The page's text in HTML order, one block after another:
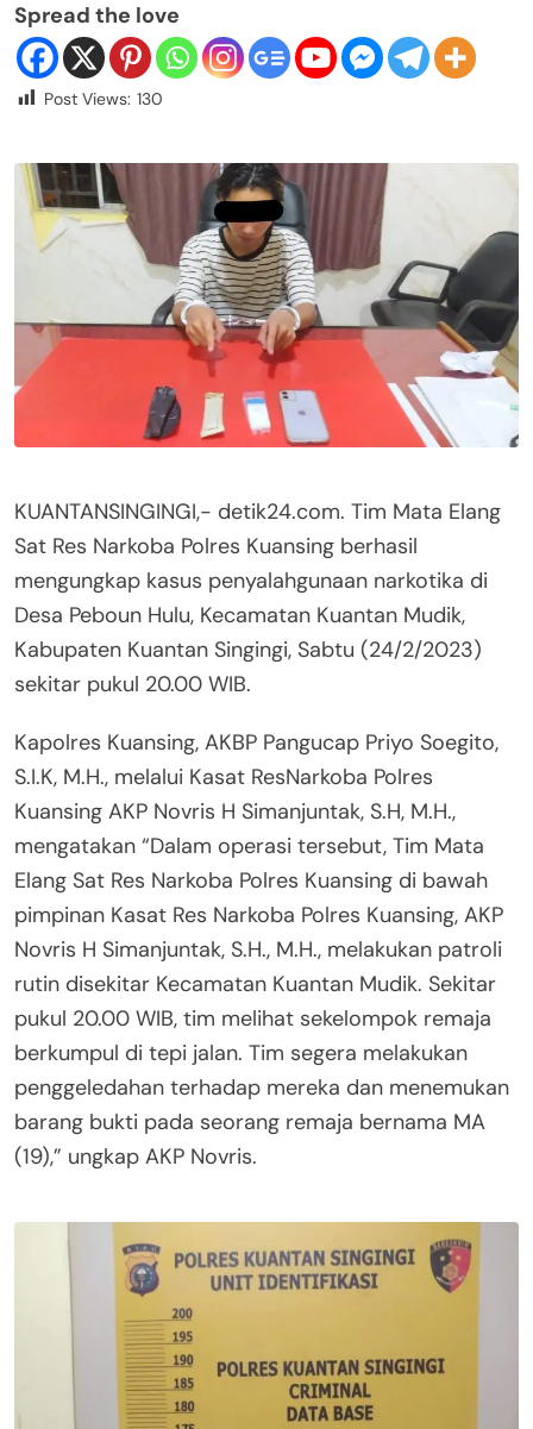
Spread the love
Post Views: 130
KUANTANSINGINGI,- detik24.com. Tim Mata Elang
Sat Res Narkoba Polres Kuansing berhasil
mengungkap kasus penyalahgunaan narkotika di
Desa Peboun Hulu, Kecamatan Kuantan Mudik,
Kabupaten Kuantan Singingi, Sabtu (24/2/2023)
sekitar pukul 20.00 WIB.
Kapolres Kuansing, AKBP Pangucap Priyo Soegito,
S.I.K, M.H., melalui Kasat ResNarkoba Polres
Kuansing AKP Novris H Simanjuntak, S.H, M.H.,
mengatakan “Dalam operasi tersebut, Tim Mata
Elang Sat Res Narkoba Polres Kuansing di bawah
pimpinan Kasat Res Narkoba Polres Kuansing, AKP
Novris H Simanjuntak, S.H., M.H., melakukan patroli
rutin disekitar Kecamatan Kuantan Mudik. Sekitar
pukul 20.00 WIB, tim melihat sekelompok remaja
berkumpul di tepi jalan. Tim segera melakukan
penggeledahan terhadap mereka dan menemukan
barang bukti pada seorang remaja bernama MA
(19),” ungkap AKP Novris.